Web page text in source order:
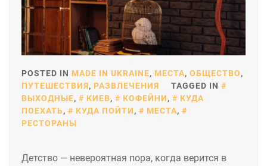
POSTED IN MADE IN UKRAINE, МЕСТА, ОБЩЕСТВО,
ПУТЕШЕСТВИЯ, РАЗВЛЕЧЕНИЯ
TAGGED IN
ВЫХОДНЫЕ, КИЕВ, КОФЕЙНИ,
КУДА
ПОЕХАТЬ, КУДА ПОЙТИ, МЕСТА,
РЕСТОРАНЫ
Детство — невероятная пора, когда верится в